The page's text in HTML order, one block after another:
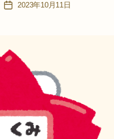
投
2023年10月11日